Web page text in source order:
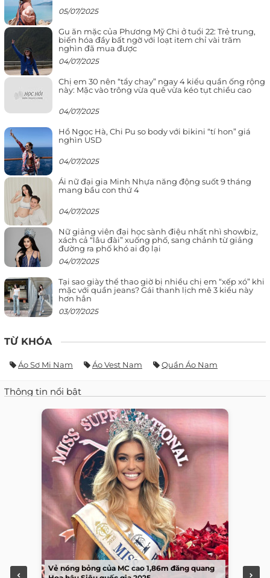
05/07/2025
Gu ăn mặc của Phương Mỹ Chi ở tuổi 22: Trẻ trung,
biến hóa đầy bất ngờ với loạt item chỉ vài trăm
nghìn đã mua được
04/07/2025
Chị em 30 nên “tẩy chay” ngay 4 kiểu quần ống rộng
này: Mặc vào trông vừa quê vừa kéo tụt chiều cao
04/07/2025
Hồ Ngọc Hà, Chi Pu so body với bikini “tí hon” giá
nghìn USD
04/07/2025
Ái nữ đại gia Minh Nhựa năng động suốt 9 tháng
mang bầu con thứ 4
04/07/2025
Nữ giảng viên đại học sành điệu nhất nhì showbiz,
xách cả “lâu đài” xuống phố, sang chảnh từ giảng
đường ra phố khó ai đọ lại
04/07/2025
Tại sao giày thể thao giờ bị nhiều chị em “xếp xó” khi
mặc với quần jeans? Gái thanh lịch mê 3 kiểu này
hơn hẳn
03/07/2025
TỪ KHÓA
Áo Sơ Mi Nam Áo Vest Nam Quần Áo Nam
Thông tin nổi bật
Vẻ nóng bỏng của MC cao 1,86m đăng quang